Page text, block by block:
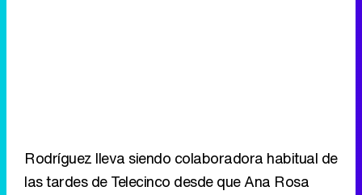
Rodríguez lleva siendo colaboradora habitual de
las tardes de Telecinco desde que Ana Rosa